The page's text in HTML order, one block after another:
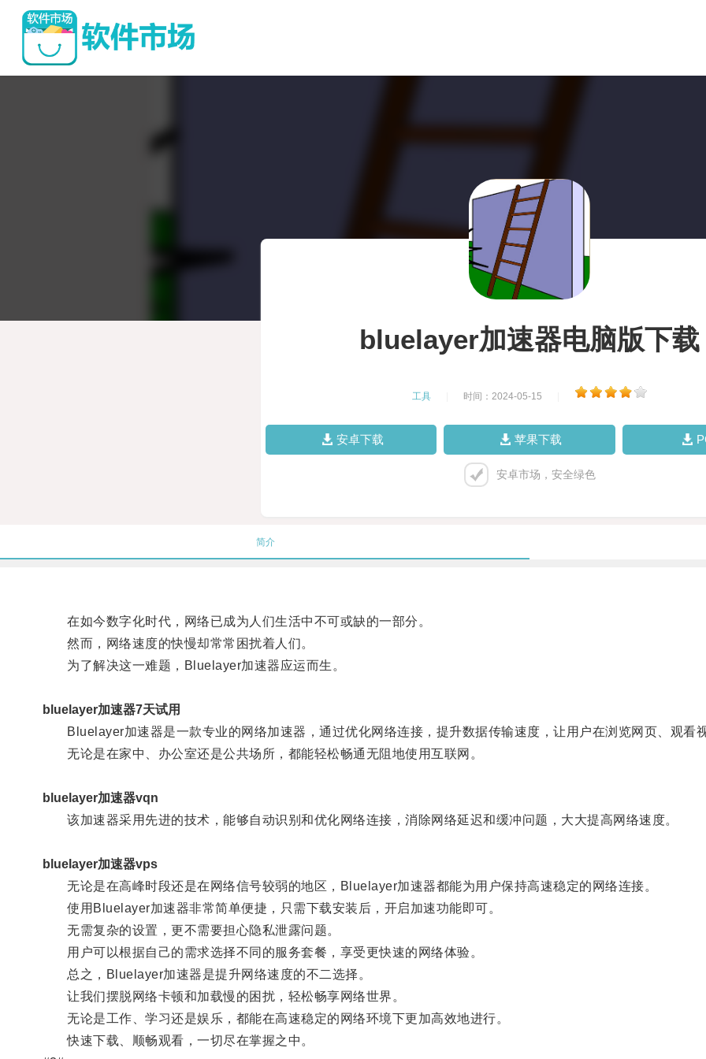
bluelayer加速器电脑版下载
工具 时间：2024-05-15
安卓下载 苹果下载
安卓市场，安全绿色
简介
在如今数字化时代，网络已成为人们生活中不可或缺的一部分。
然而，网络速度的快慢却常常困扰着人们。
为了解决这一难题，Bluelayer加速器应运而生。
bluelayer加速器7天试用
Bluelayer加速器是一款专业的网络加速器，通过优化网络连接，提升数据传输速度，让用户在浏览网页、观看
无论是在家中、办公室还是公共场所，都能轻松畅通无阻地使用互联网。
bluelayer加速器vqn
该加速器采用先进的技术，能够自动识别和优化网络连接，消除网络延迟和缓冲问题，大大提高网络速度。
bluelayer加速器vps
无论是在高峰时段还是在网络信号较弱的地区，Bluelayer加速器都能为用户保持高速稳定的网络连接。
使用Bluelayer加速器非常简单便捷，只需下载安装后，开启加速功能即可。
无需复杂的设置，更不需要担心隐私泄露问题。
用户可以根据自己的需求选择不同的服务套餐，享受更快速的网络体验。
总之，Bluelayer加速器是提升网络速度的不二选择。
让我们摆脱网络卡顿和加载慢的困扰，轻松畅享网络世界。
无论是工作、学习还是娱乐，都能在高速稳定的网络环境下更加高效地进行。
快速下载、顺畅观看，一切尽在掌握之中。